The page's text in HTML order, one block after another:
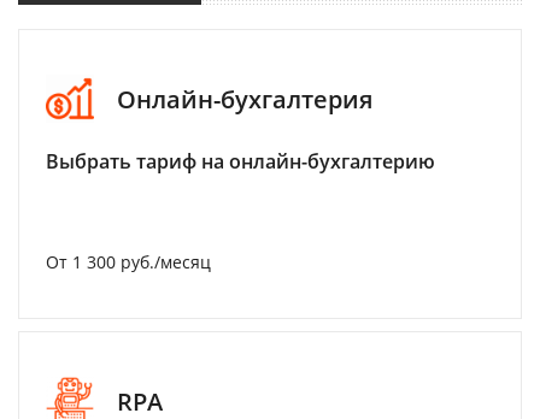
Онлайн-бухгалтерия
Выбрать тариф на онлайн-бухгалтерию
От 1 300 руб./месяц
RPA